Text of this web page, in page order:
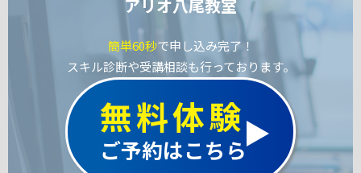
アリオ八尾教室
簡単60秒で申し込み完了！
スキル診断や受講相談も行っております。
無料体験
ご予約はこちら